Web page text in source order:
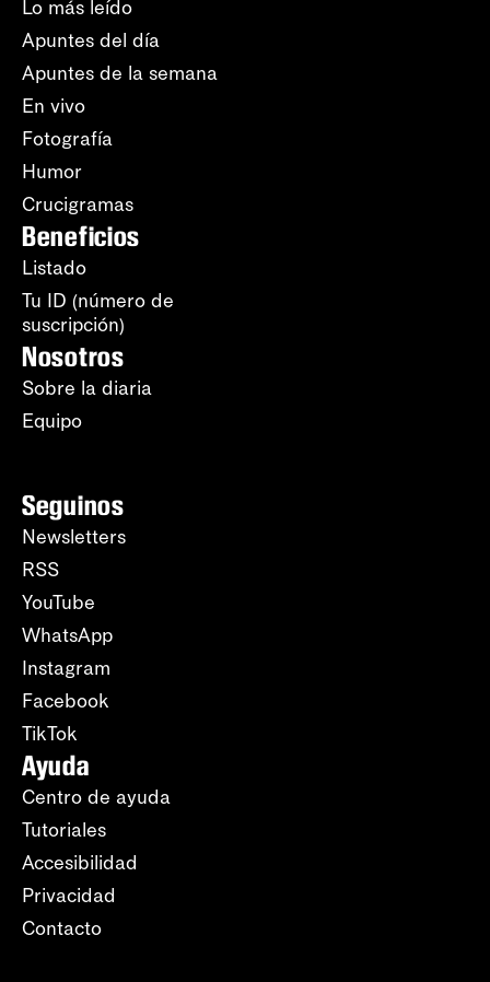
Lo más leído
Apuntes del día
Apuntes de la semana
En vivo
Fotografía
Humor
Crucigramas
Beneficios
Listado
Tu ID (número de
suscripción)
Nosotros
Sobre la diaria
Equipo
Seguinos
Newsletters
RSS
YouTube
WhatsApp
Instagram
Facebook
TikTok
Ayuda
Centro de ayuda
Tutoriales
Accesibilidad
Privacidad
Contacto